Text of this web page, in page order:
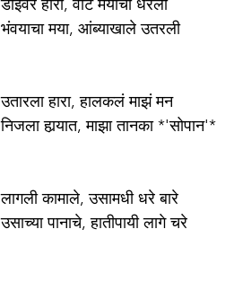
डोईवर हारा, वाट मयाची धरली
भंवयाचा मया, आंब्याखाले उतरली
उतारला हारा, हालकलं माझं मन
निजला हार्‍यात, माझा तानका *'सोपान'*
लागली कामाले, उसामधी धरे बारे
उसाच्या पानाचे, हातीपायी लागे चरे